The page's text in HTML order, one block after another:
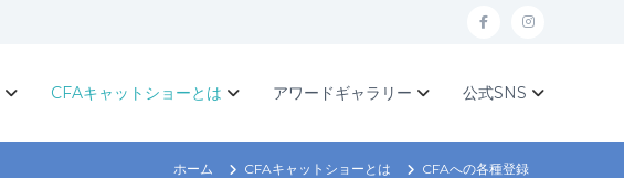
f
c
I
s
CFAキャットショーとは アワードギャラリー 公式SNS
ホーム CFAキャットショーとは CFAへの各種登録